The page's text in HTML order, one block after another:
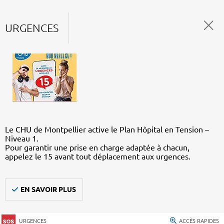
URGENCES
Le CHU de Montpellier active le Plan Hôpital en Tension –
Niveau 1.
Pour garantir une prise en charge adaptée à chacun,
appelez le 15 avant tout déplacement aux urgences.
EN SAVOIR PLUS
URGENCES ACCÈS RAPIDES